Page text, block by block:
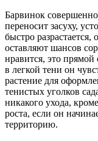
Барвинок
переносит засуху,
быстро разрастается,
оставляют шансов
нравится, это прямой
в легкой тени он
растение для
тенистых уголков
никакого ухода,
роста, если он
территорию.